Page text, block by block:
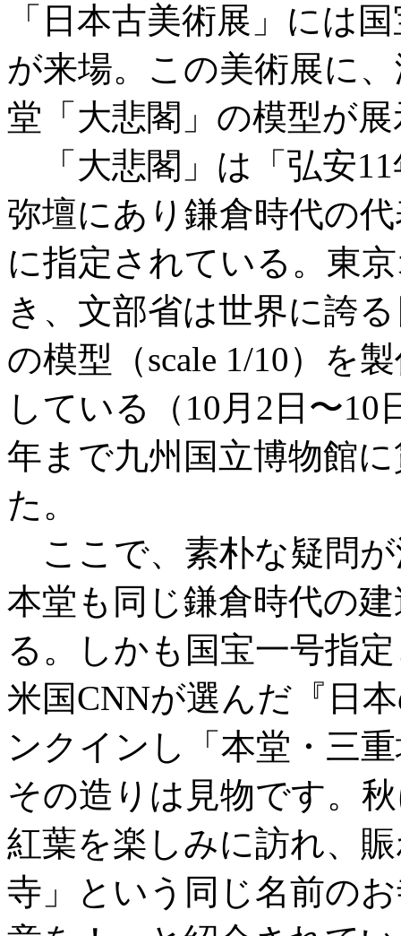
「日本古美術展」には
が来場。この美術展に
堂「大悲閣」の模型が
「大悲閣」は「弘安11
弥壇にあり鎌倉時代の
に指定されている。東
き、文部省は世界に誇
の模型（scale 1/10）を
している（10月2日〜10
年まで九州国立博物館
た。
ここで、素朴な疑問
本堂も同じ鎌倉時代の
る。しかも国宝一号指
米国CNNが選んだ『日
ンクインし「本堂・三
その造りは見物です。
紅葉を楽しみに訪れ、
寺」という同じ名前の